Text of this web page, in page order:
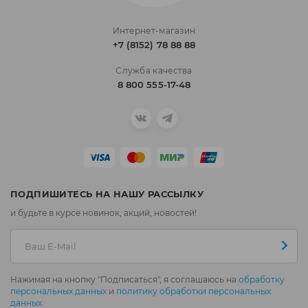
Интернет-магазин
+7 (8152) 78 88 88
Служба качества
8 800 555-17-48
ПОДПИШИТЕСЬ НА НАШУ РАССЫЛКУ
и будьте в курсе новинок, акций, новостей!
Нажимая на кнопку "Подписаться", я соглашаюсь на обработку
персональных данных и политику обработки персональных
данных